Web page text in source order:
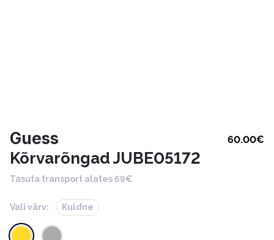
Guess 60.00€
Kõrvarõngad JUBE05172
Tasuta transport alates 69€
Vali värv: Kuldne